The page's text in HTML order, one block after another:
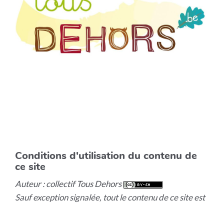
Conditions d'utilisation du contenu de
ce site
Auteur : collectif Tous Dehors
Sauf exception signalée, tout le contenu de ce site est